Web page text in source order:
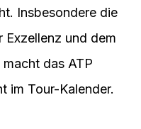
Insbesondere die
Exzellenz und dem
das ATP
im Tour-Kalender.